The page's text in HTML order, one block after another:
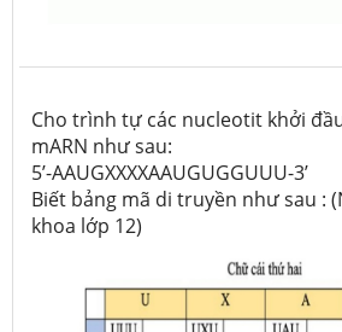
Cho trình tự các nucleotit khởi
mARN như sau:
5’-AAUGXXXXAAUGUGGUUU-3’
Biết bảng mã di truyền như sau :
khoa lớp 12)